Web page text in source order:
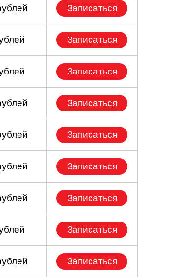
Записаться
Записаться
Записаться
Записаться
Записаться
Записаться
Записаться
Записаться
Записаться